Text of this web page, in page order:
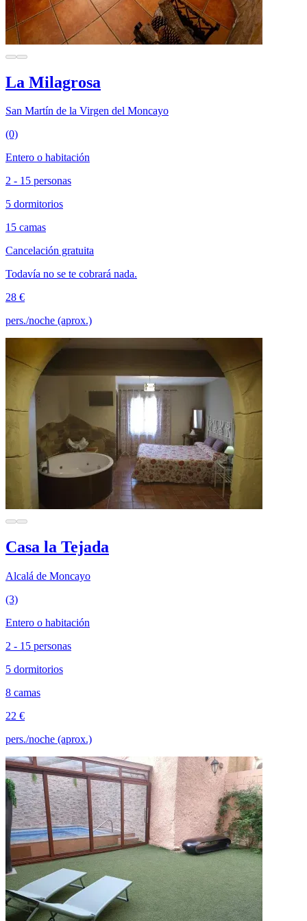
La Milagrosa
San Martín de la Virgen del Moncayo
(0)
Entero o habitación
2 - 15 personas
5 dormitorios
15 camas
Cancelación gratuita
Todavía no se te cobrará nada.
28 €
pers./noche (aprox.)
Casa la Tejada
Alcalá de Moncayo
(3)
Entero o habitación
2 - 15 personas
5 dormitorios
8 camas
22 €
pers./noche (aprox.)